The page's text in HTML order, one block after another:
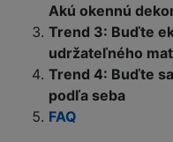
Akú okennú
Trend 3: Buďte
udržateľného
Trend 4: Buďte
podľa seba
FAQ